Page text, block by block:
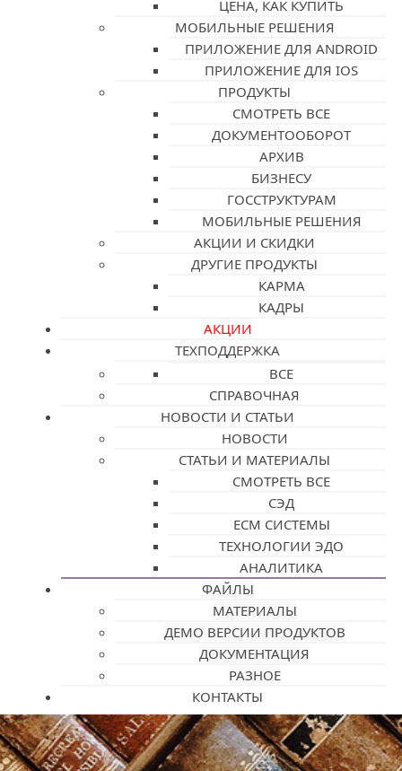
ЦЕНА, КАК КУПИТЬ
МОБИЛЬНЫЕ РЕШЕНИЯ
ПРИЛОЖЕНИЕ ДЛЯ ANDROID
ПРИЛОЖЕНИЕ ДЛЯ IOS
ПРОДУКТЫ
СМОТРЕТЬ ВСЕ
ДОКУМЕНТООБОРОТ
АРХИВ
БИЗНЕСУ
ГОССТРУКТУРАМ
МОБИЛЬНЫЕ РЕШЕНИЯ
АКЦИИ И СКИДКИ
ДРУГИЕ ПРОДУКТЫ
КАРМА
КАДРЫ
АКЦИИ
ТЕХПОДДЕРЖКА
ВСЕ
СПРАВОЧНАЯ
НОВОСТИ И СТАТЬИ
НОВОСТИ
СТАТЬИ И МАТЕРИАЛЫ
СМОТРЕТЬ ВСЕ
СЭД
ECM СИСТЕМЫ
ТЕХНОЛОГИИ ЭДО
АНАЛИТИКА
ФАЙЛЫ
МАТЕРИАЛЫ
ДЕМО ВЕРСИИ ПРОДУКТОВ
ДОКУМЕНТАЦИЯ
РАЗНОЕ
КОНТАКТЫ